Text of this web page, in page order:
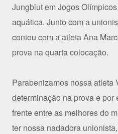
Jungblut em Jogos
aquática. Junto com a
contou com a atleta Ana
prova na quarta colocação.
Parabenizamos nossa atleta
determinação na prova e
frente entre as melhores do
ter nossa nadadora